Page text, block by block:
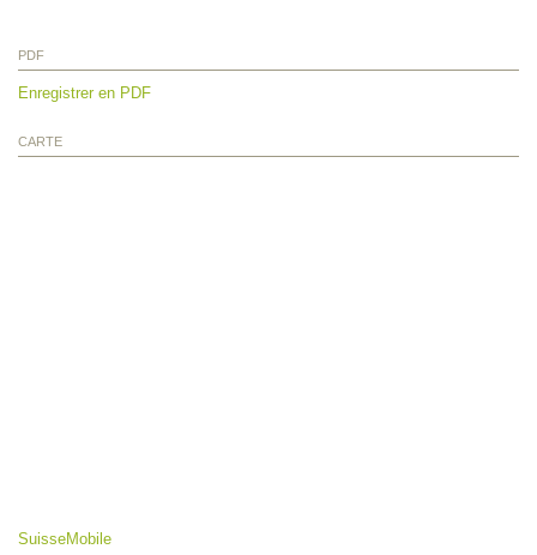
PDF
Enregistrer en PDF
CARTE
SuisseMobile